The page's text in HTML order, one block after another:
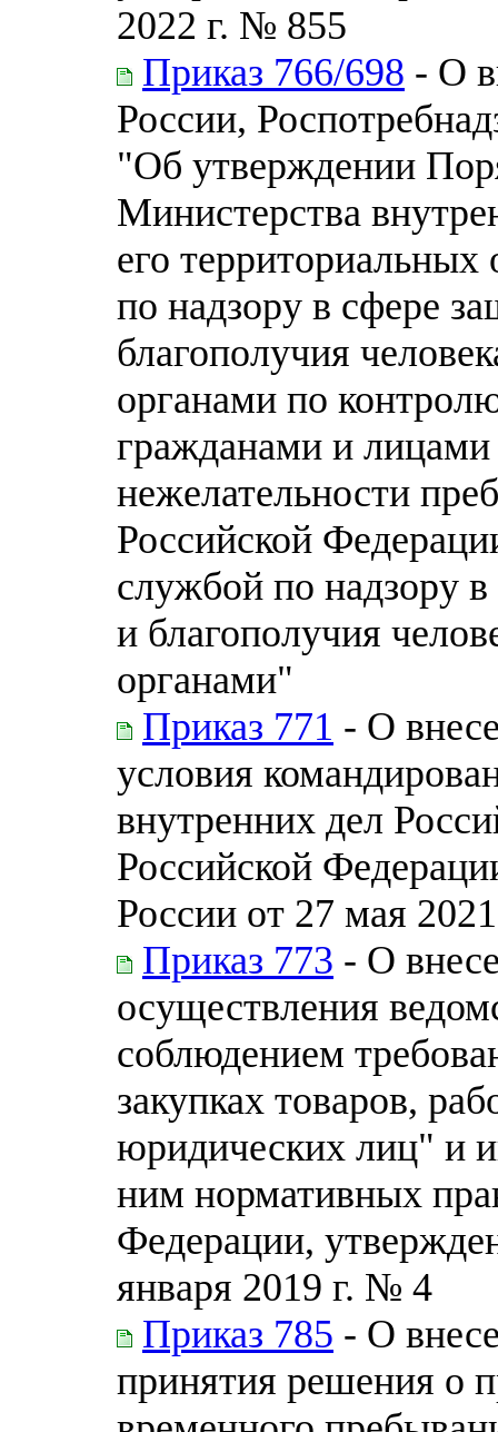
2022 г. № 855
Приказ 766/698 - О
России,
"Об утверждении
Министерства
его
по надзору в сфере
благополучия
органами по
гражданами и
нежелательности
Российской
службой по надзору
и благополучия
органами"
Приказ 771 - О
условия
внутренних дел
Российской
России от 27 мая
Приказ 773 - О
осуществления
соблюдением
закупках товаров,
юридических лиц" и
ним нормативных
Федерации,
января 2019 г. № 4
Приказ 785 - О
принятия решения о